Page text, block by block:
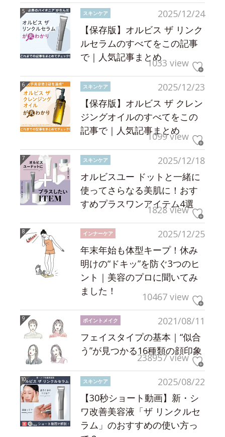
2025/12/24
スキンケア
【保存版】オルビス ザ リンク
ルセラムのすべてをこの記事
で｜人気記事まとめ1033 view
2025/12/23
スキンケア
【保存版】オルビス ザ クレン
ジングオイルのすべてをこの
記事で｜人気記事まとめ
1099 view
2025/12/18
スキンケア
オルビスユー ドットと一緒に
使ってさらなる美肌に！おす
すめプラスワンアイテム4選
1828 view
2025/12/25
インナーケア
年末年始も体型キープ！休み
明けの“ドキッ”を防ぐ3つのヒ
ント｜美容のプロに聞いてみ
ました！
10467 view
2021/08/11
ポイントメイク
フェイスタイプの基本｜“似合
う”が見つかる16種類の顔印象
238957 view
2025/08/22
スキンケア
【30秒ショート動画】新・シ
ワ改善美容液「ザ リンクルセ
ラム」のおすすめの使い方っ